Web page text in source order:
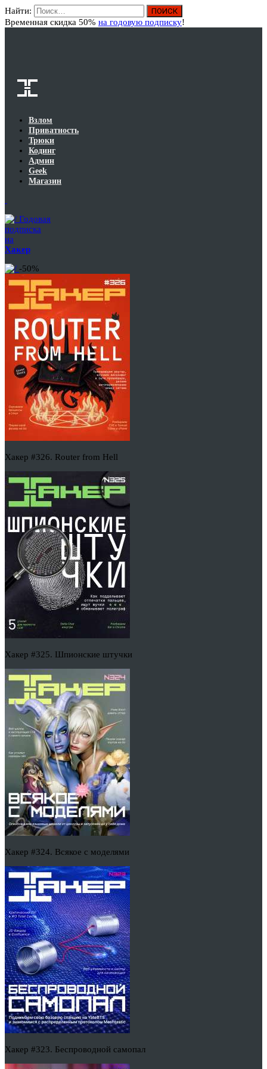
Найти:
Временная скидка 50% на годовую подписку!
Взлом
Приватность
Трюки
Кодинг
Админ
Geek
Магазин
Годовая
подписка
на
Хакер
-50%
Хакер #326. Router from Hell
Хакер #325. Шпионские штучки
Хакер #324. Всякое с моделями
Хакер #323. Беспроводной самопал